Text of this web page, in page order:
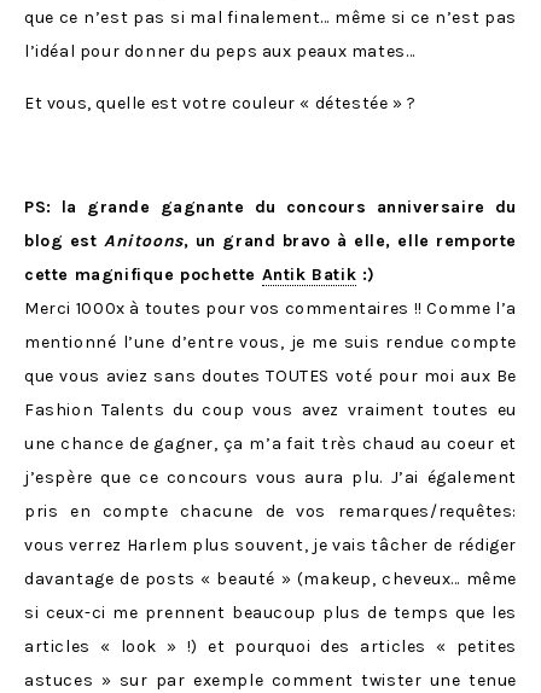
que ce n’est pas si mal finalement… même si ce n’est pas
l’idéal pour donner du peps aux peaux mates…
Et vous, quelle est votre couleur « détestée » ?
PS: la grande gagnante du concours anniversaire du
blog est Anitoons, un grand bravo à elle, elle remporte
cette magnifique pochette Antik Batik :)
Merci 1000x à toutes pour vos commentaires !! Comme l’a
mentionné l’une d’entre vous, je me suis rendue compte
que vous aviez sans doutes TOUTES voté pour moi aux Be
Fashion Talents du coup vous avez vraiment toutes eu
une chance de gagner, ça m’a fait très chaud au coeur et
j’espère que ce concours vous aura plu. J’ai également
pris en compte chacune de vos remarques/requêtes:
vous verrez Harlem plus souvent, je vais tâcher de rédiger
davantage de posts « beauté » (makeup, cheveux… même
si ceux-ci me prennent beaucoup plus de temps que les
articles « look » !) et pourquoi des articles « petites
astuces » sur par exemple comment twister une tenue